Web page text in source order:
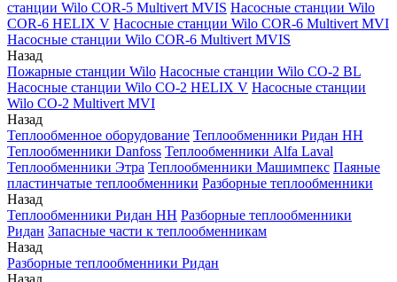
станции Wilo COR-5 Multivert MVIS Насосные станции Wilo
COR-6 HELIX V Насосные станции Wilo COR-6 Multivert MVI
Насосные станции Wilo COR-6 Multivert MVIS
Назад
Пожарные станции Wilo Насосные станции Wilo CO-2 BL
Насосные станции Wilo CO-2 HELIX V Насосные станции
Wilo CO-2 Multivert MVI
Назад
Теплообменное оборудование Теплообменники Ридан НН
Теплообменники Danfoss Теплообменники Alfa Laval
Теплообменники Этра Теплообменники Машимпекс Паяные
пластинчатые теплообменники Разборные теплообменники
Назад
Теплообменники Ридан НН Разборные теплообменники
Ридан Запасные части к теплообменникам
Назад
Разборные теплообменники Ридан
Назад